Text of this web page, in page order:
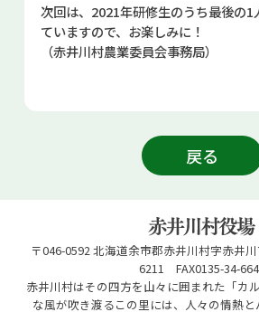
次回は、 2021年研修生のうち最後の1
ていますので、お楽しみに！
（赤井川村農業委員会事務局）
戻る
〒046-0592 北海道余市郡赤井川村字赤井
6211 FAX0135-34-
赤井川村はその四方を山々に囲まれた「カ
な風が吹き渡るこの里には、人々の情熱